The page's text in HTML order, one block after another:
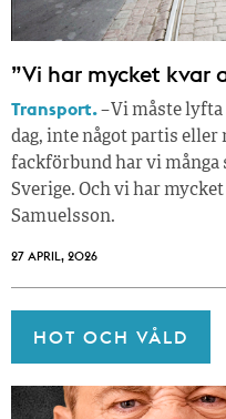
”Vi har mycket kvar
Transport.– Vi måste
dag, inte något partis eller
fackförbund har vi
Sverige. Och vi har
Samuelsson.
27 APRIL, 2026
HOT OCH VÅLD